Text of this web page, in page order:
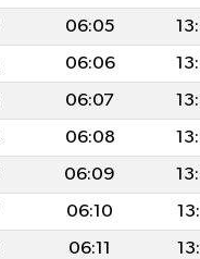
06:05
06:06
06:07
06:08
06:09
06:10
06:11